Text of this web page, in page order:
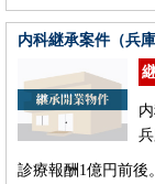
内科継承案件（兵
診療報酬1億円前後